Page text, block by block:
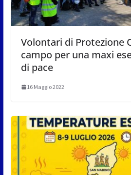
Volontari di Protezione
campo per una maxi
di pace
16 Maggio 2022